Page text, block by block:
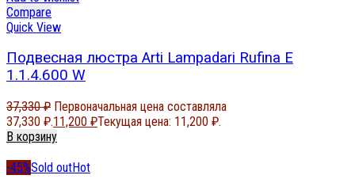
Compare
Quick View
Подвесная люстра Arti Lampadari Rufina E
1.1.4.600 W
37,330₽ Первоначальная цена составляла
37,330 ₽.11,200 ₽Текущая цена: 11,200 ₽.
В корзину
-45%Sold outHot